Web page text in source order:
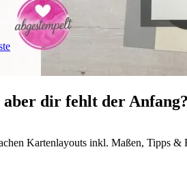
aber dir fehlt der Anfang?
Kartenlayouts inkl. Maßen, Tipps &